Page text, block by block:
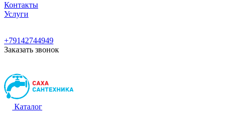
Контакты
Услуги
+79142744949
Заказать звонок
Каталог